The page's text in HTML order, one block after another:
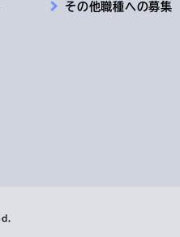
その他職種への募集